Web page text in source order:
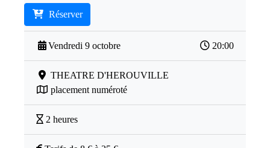
Réserver
Vendredi 9 octobre 20:00
THEATRE D'HEROUVILLE
placement numéroté
2 heures